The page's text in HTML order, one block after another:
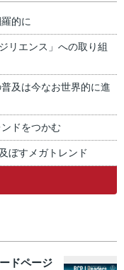
的に
リエンス」への取り組
及は今なお世界的に進
ドをつかむ
ぼすメガトレンド
ドページ